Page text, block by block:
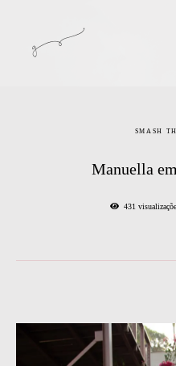
SMASH
Manuella
431